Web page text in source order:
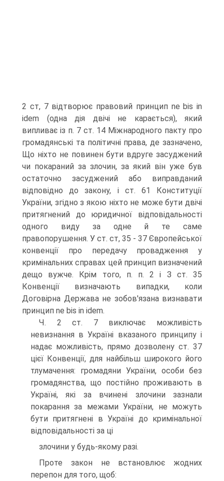
2 ст, 7 відтворює правовий принцип ne bis in
idem (одна дія двічі не карається), який
випливає із п. 7 ст. 14 Міжнародного пакту про
громадянські та політичні права, де зазначено,
Що ніхто не повинен бути вдруге засуджений
чи покараний за злочин, за який він уже був
остаточно засуджений або виправданий
відповідно до закону, і ст. 61 Конституції
України, згідно з якою ніхто не може бути двічі
притягнений до юридичної відповідальності
одного виду за одне й те саме
правопорушення. У ст. ст, 35 - 37 Європейської
конвенції про передачу провадження у
кримінальних справах цей принцип визначений
дещо вужче. Крім того, п. п. 2 і З ст. 35
Конвенції визначають випадки, коли
Договірна Держава не зобов'язана визнавати
принцип ne bis in idem.
Ч. 2 ст. 7 виключає можливість
невизнання в Україні вказаного принципу і
надає можливість, прямо дозволену ст. 37
цієї Конвенції, для найбільш широкого його
тлумачення: громадяни України, особи без
громадянства, що постійно проживають в
Україні, які за вчинені злочини зазнали
покарання за межами України, не можуть
бути притягнені в Україні до кримінальної
відповідальності за ці
злочини у будь-якому разі.
Проте закон не встановлює жодних
перепон для того, щоб: